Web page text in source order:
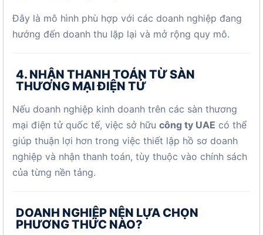
Đây là mô hình phù hợp với các doanh nghiệp đang
hướng đến doanh thu lặp lại và mở rộng quy mô.
4. NHẬN THANH TOÁN TỪ SÀN
THƯƠNG MẠI ĐIỆN TỬ
Nếu doanh nghiệp kinh doanh trên các sàn thương
mại điện tử quốc tế, việc sở hữu công ty UAE có thể
giúp thuận lợi hơn trong việc thiết lập hồ sơ doanh
nghiệp và nhận thanh toán, tùy thuộc vào chính sách
của từng nền tảng.
DOANH NGHIỆP NÊN LỰA CHỌN
PHƯƠNG THỨC NÀO?